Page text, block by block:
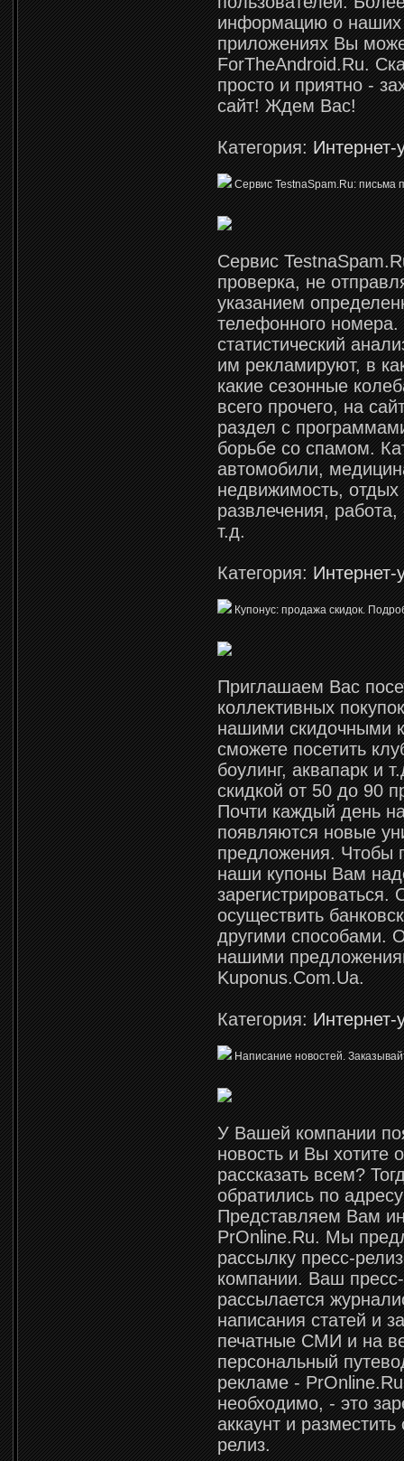
информацию о наших
приложениях Вы
ForTheAndroid.Ru.
просто и приятно -
сайт! Ждем Вас!
Категория:Интернет-
Сервис TestnaSpam.Ru:
Сервис
проверка, не
указанием
телефонного номера.
статистический
им рекламируют, в
какие сезонные
всего прочего, на
раздел с
борьбе со спамом.
автомобили,
недвижимость, отдых
развлечения,
т.д.
Категория:Интернет-
Купонус: продажа скидок.
Приглашаем Вас
коллективных
нашими скидочными
сможете посетить
боулинг, аквапарк и
скидкой от 50 до 90
Почти каждый день
появляются новые
предложения. Чтобы
наши купоны Вам
осуществить
другими способами.
нашими
Kuponus.Com.Ua.
Категория:Интернет-
Написание новостей.
У Вашей компании
новость и Вы хотите
рассказать всем?
обратились по
Представляем Вам
PrOnline.Ru. Мы
рассылку пресс-
компании. Ваш
рассылается
написания статей и
печатные СМИ и на
персональный
рекламе -
необходимо, - это
аккаунт и
релиз.